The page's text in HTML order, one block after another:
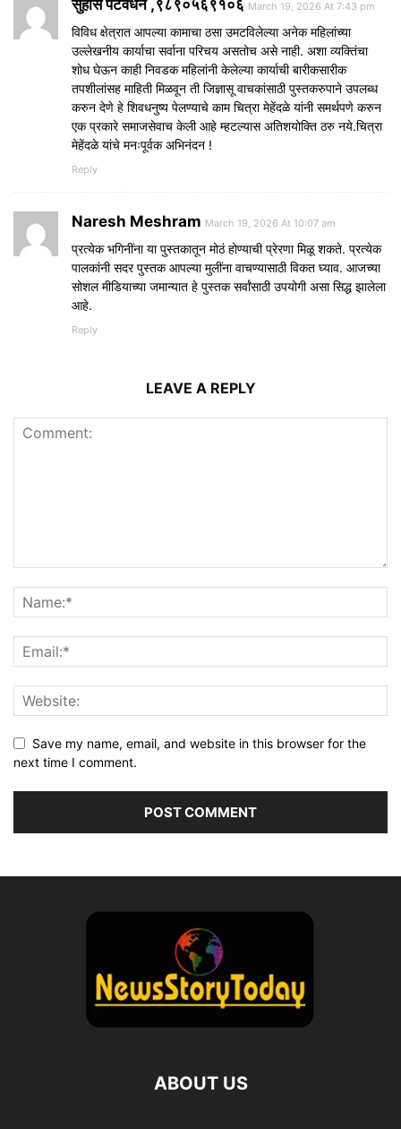
सुहास पटवर्धन ,९८९०५६९१०६ March 19, 2026 At 7:43 pm
विविध क्षेत्रात आपल्या कामाचा ठसा उमटविलेल्या अनेक महिलांच्या
उल्लेखनीय कार्याचा सर्वाना परिचय असतोच असे नाही. अशा व्यक्तिंचा
शोध घेऊन काही निवडक महिलांनी केलेल्या कार्याची बारीकसारीक
तपशीलांसह माहिती मिळवून ती जिज्ञासू वाचकांसाठी पुस्तकरुपाने उपलब्ध
करुन देणे हे शिवधनुष्य पेलण्याचे काम चित्रा मेहेंदळे यांनी समर्थपणे करुन
एक प्रकारे समाजसेवाच केली आहे म्हटल्यास अतिशयोक्ति ठरु नये.चित्रा
मेहेंदळे यांचे मनःपूर्वक अभिनंदन !
Reply
Naresh Meshram March 19, 2026 At 10:07 am
प्रत्येक भगिनींना या पुस्तकातून मोठं होण्याची प्रेरणा मिळू शकते. प्रत्येक
पालकांनी सदर पुस्तक आपल्या मुलींना वाचण्यासाठी विकत घ्याव. आजच्या
सोशल मीडियाच्या जमान्यात हे पुस्तक सर्वांसाठी उपयोगी असा सिद्ध झालेला
आहे.
Reply
LEAVE A REPLY
Save my name, email, and website in this browser for the
next time I comment.
ABOUT US